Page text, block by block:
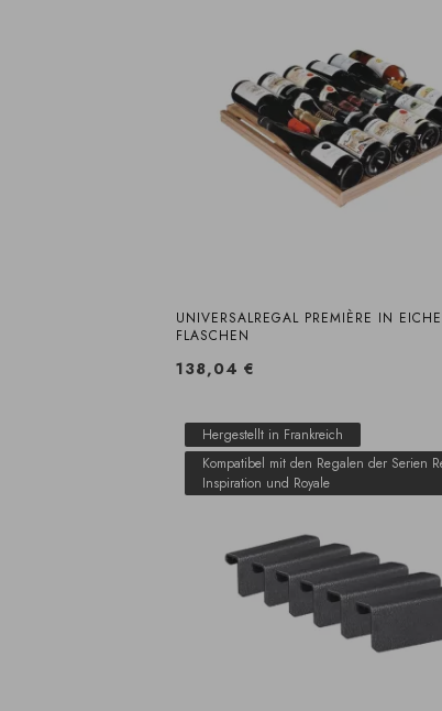
UNIVERSALREGAL PREMIÈRE IN
FLASCHEN
138,04 €
Hergestellt in Frankreich
Kompatibel mit den Regalen der Serien
Inspiration und Royale